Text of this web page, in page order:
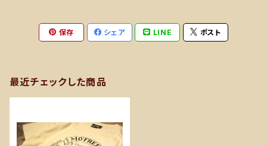
保存 シェア LINE ポスト
最近チェックした商品